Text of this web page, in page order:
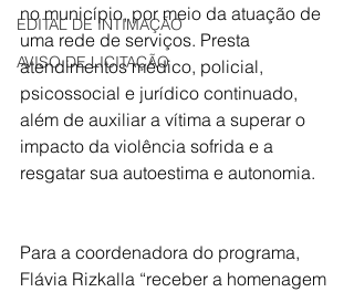
EDITAL DE INTIMAÇÃO
AVISO DE LICITAÇÃO
no município, por meio da atuação de
uma rede de serviços. Presta
atendimentos médico, policial,
psicossocial e jurídico continuado,
além de auxiliar a vítima a superar o
impacto da violência sofrida e a
resgatar sua autoestima e autonomia.
Para a coordenadora do programa,
Flávia Rizkalla “receber a homenagem